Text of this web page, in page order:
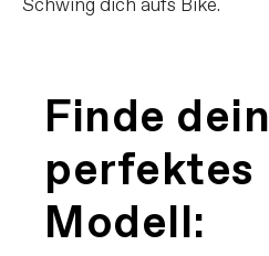
Schwing dich aufs Bike.
Finde dein
perfektes
Modell: